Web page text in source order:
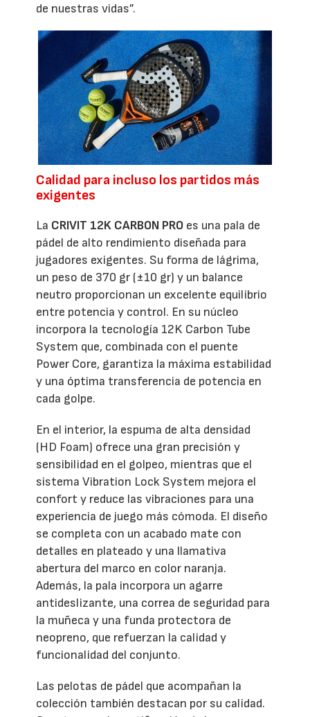
de nuestras vidas”.
Calidad para incluso los partidos más
exigentes
La CRIVIT 12K CARBON PRO es una pala de
pádel de alto rendimiento diseñada para
jugadores exigentes. Su forma de lágrima,
un peso de 370 gr (±10 gr) y un balance
neutro proporcionan un excelente equilibrio
entre potencia y control. En su núcleo
incorpora la tecnología 12K Carbon Tube
System que, combinada con el puente
Power Core, garantiza la máxima estabilidad
y una óptima transferencia de potencia en
cada golpe.
En el interior, la espuma de alta densidad
(HD Foam) ofrece una gran precisión y
sensibilidad en el golpeo, mientras que el
sistema Vibration Lock System mejora el
confort y reduce las vibraciones para una
experiencia de juego más cómoda. El diseño
se completa con un acabado mate con
detalles en plateado y una llamativa
abertura del marco en color naranja.
Además, la pala incorpora un agarre
antideslizante, una correa de seguridad para
la muñeca y una funda protectora de
neopreno, que refuerzan la calidad y
funcionalidad del conjunto.
Las pelotas de pádel que acompañan la
colección también destacan por su calidad.